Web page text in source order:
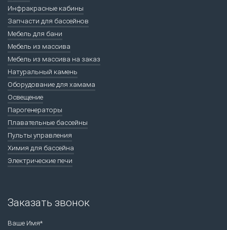
Инфракрасные кабины
Запчасти для бассейнов
Мебель для бани
Мебель из массива
Мебель из массива на заказ
Натуральный камень
Оборудование для хамама
Освещение
Парогенераторы
Плавательные бассейны
Пульты управления
Химия для бассейна
Электрические печи
Заказать звонок
Ваше Имя*